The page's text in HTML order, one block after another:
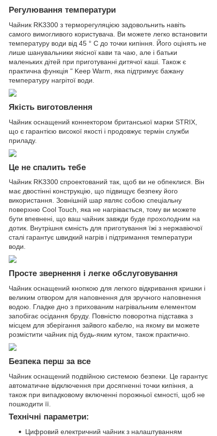
Регулювання температури
Чайник RK3300 з терморегуляцією задовольнить навіть
самого вимогливого користувача. Ви можете легко встановити
температуру води від 45 ° C до точки кипіння. Його оцінять не
лише шанувальники якісної кави та чаю, але і батьки
маленьких дітей при приготуванні дитячої каші. Також є
практична функція " Keep Warm, яка підтримує бажану
температуру нагрітої води.
Якість виготовлення
Чайник оснащений коннектором британської марки STRIX,
що є гарантією високої якості і продовжує термін служби
приладу.
Це не спалить тебе
Чайник RK3300 спроектований так, щоб ви не обпеклися. Він
має двостінні конструкцію, що підвищує безпеку його
використання. Зовнішній шар являє собою спеціальну
поверхню Cool Touch, яка не нагрівається, тому ви можете
бути впевнені, що ваш чайник завжди буде прохолодним на
дотик. Внутрішня ємність для приготування їжі з нержавіючої
сталі гарантує швидкий нагрів і підтримання температури
води.
Просте звернення і легке обслуговування
Чайник оснащений кнопкою для легкого відкривання кришки і
великим отвором для наповнення для зручного наповнення
водою. Гладке дно з прихованим нагрівальним елементом
запобігає осідання бруду. Повністю поворотна підставка з
місцем для зберігання зайвого кабелю, на якому ви можете
розмістити чайник під будь-яким кутом, також практично.
Безпека перш за все
Чайник оснащений подвійною системою безпеки. Це гарантує
автоматичне відключення при досягненні точки кипіння, а
також при випадковому включенні порожньої ємності, щоб не
пошкодити її.
Технічні параметри:
Цифровий електричний чайник з налаштуванням